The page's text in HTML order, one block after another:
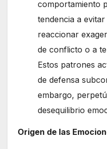
comportamiento
tendencia a
reaccionar
de conflicto o a
Estos patrones
de defensa
embargo,
desequilibrio
Origen de las